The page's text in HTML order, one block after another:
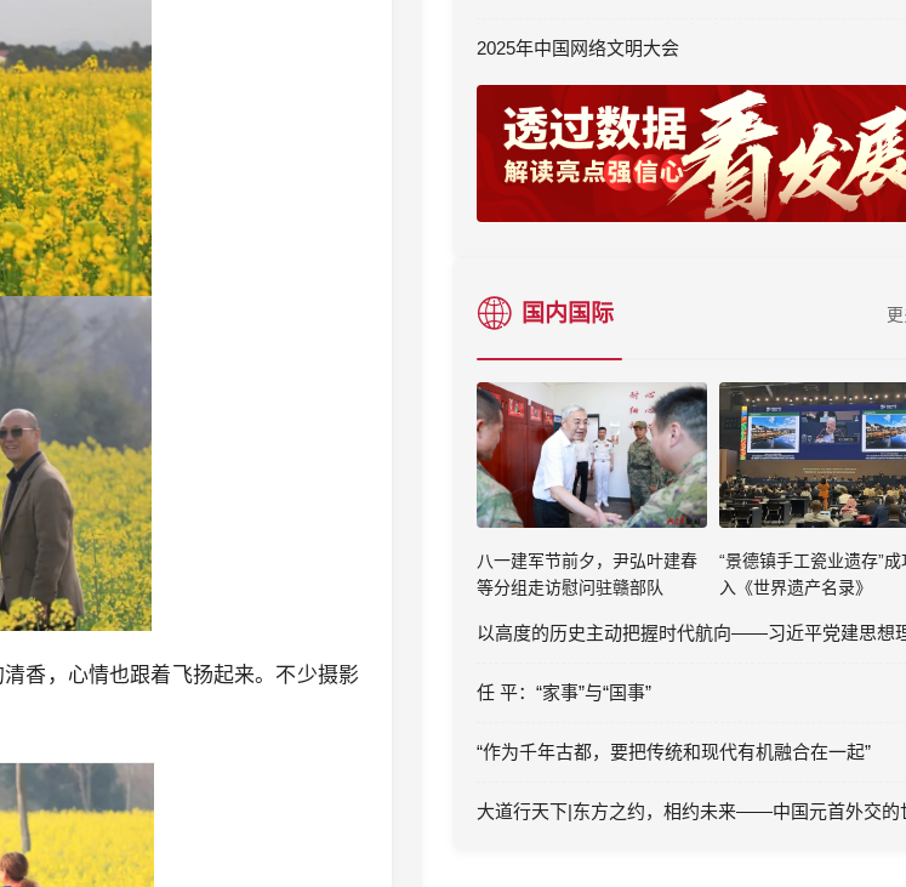
香，心情也跟着飞扬起来。不少摄影
2025年中国网络文明大会
国内国际
八一建军节前夕，尹弘叶建春
等分组走访慰问驻赣部队
“景德镇手工瓷业遗存”成
入《世界遗产名录》
任 平：“家事”与“国事”
“作为千年古都，要把传统和现代有机融合在一起”